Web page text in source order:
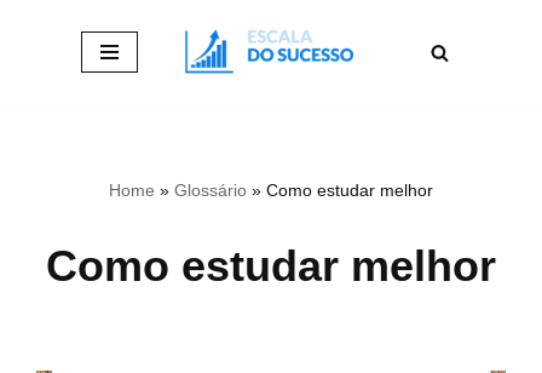
Home » Glossário » Como estudar melhor
Como estudar melhor